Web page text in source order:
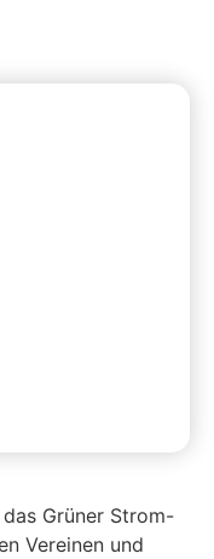
Grüner Strom-
Vereinen und